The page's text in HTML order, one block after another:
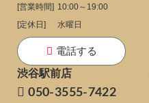
[営業時間] 10:00～19:00
[定休日]
水曜日
電話する
渋谷駅前店
050-3555-7422